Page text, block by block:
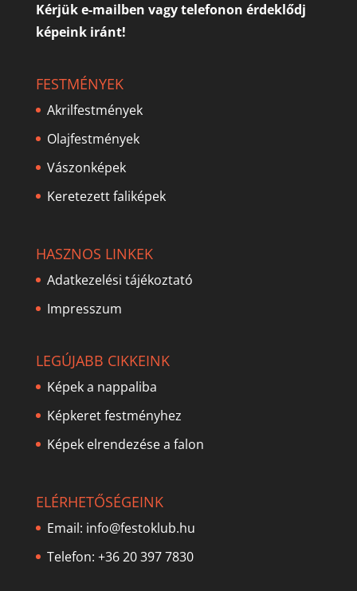
Kérjük e-mailben vagy telefonon érdeklődj
képeink iránt!
FESTMÉNYEK
Akrilfestmények
Olajfestmények
Vászonképek
Keretezett faliképek
HASZNOS LINKEK
Adatkezelési tájékoztató
Impresszum
LEGÚJABB CIKKEINK
Képek a nappaliba
Képkeret festményhez
Képek elrendezése a falon
ELÉRHETŐSÉGEINK
Email: info@festoklub.hu
Telefon: +36 20 397 7830